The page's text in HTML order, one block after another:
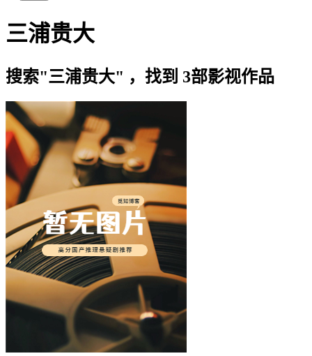
三浦贵大
搜索"三浦贵大" ，找到 3部影视作品